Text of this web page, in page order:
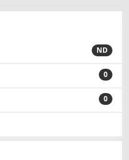
ND
0
0